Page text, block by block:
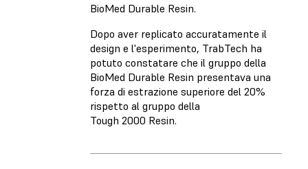
BioMed Durable Resin.
Dopo aver replicato accuratamente il
design e l'esperimento, TrabTech ha
potuto constatare che il gruppo della
BioMed Durable Resin presentava una
forza di estrazione superiore del 20%
rispetto al gruppo della
Tough 2000 Resin.